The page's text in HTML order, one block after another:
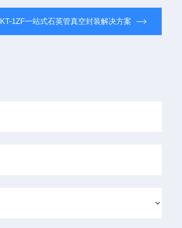
KT-1ZF一站式石英管真空封装解决方案